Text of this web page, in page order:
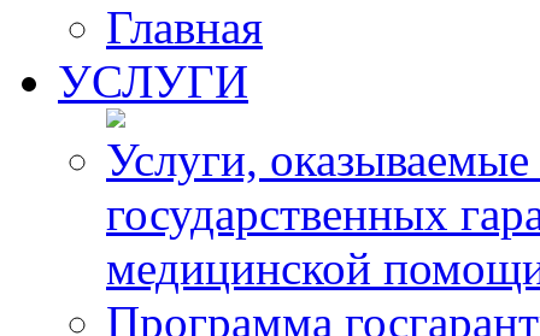
Главная
УСЛУГИ
Услуги,
государственных
медицинской
Программа